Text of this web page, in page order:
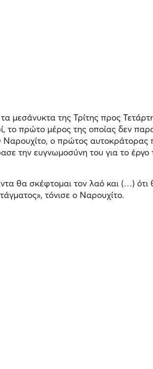
μεσάνυκτα της Τρίτης προς
το πρώτο μέρος της οποίας δεν
ο πρώτος
την ευγνωμοσύνη του για το έργο
θα σκέφτομαι τον λαό και (…)
τόνισε ο Ναρουχίτο.